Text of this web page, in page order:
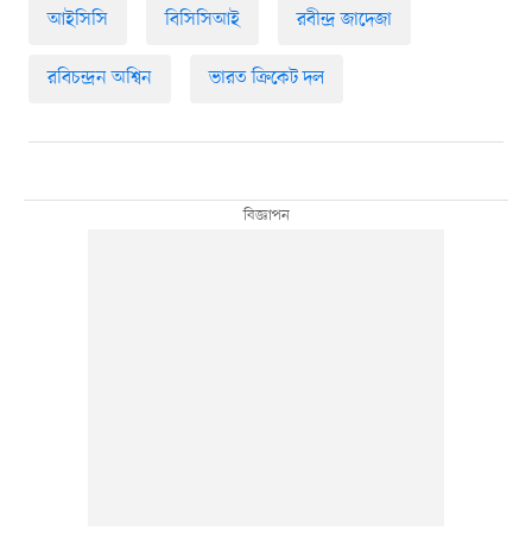
আইসিসি বিসিসিআই রবীন্দ্র জাদেজা
রবিচন্দ্রন অশ্বিন ভারত ক্রিকেট দল